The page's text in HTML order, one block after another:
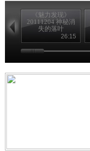
《魅力发现》
20111204 神秘消
失的落叶
26:15